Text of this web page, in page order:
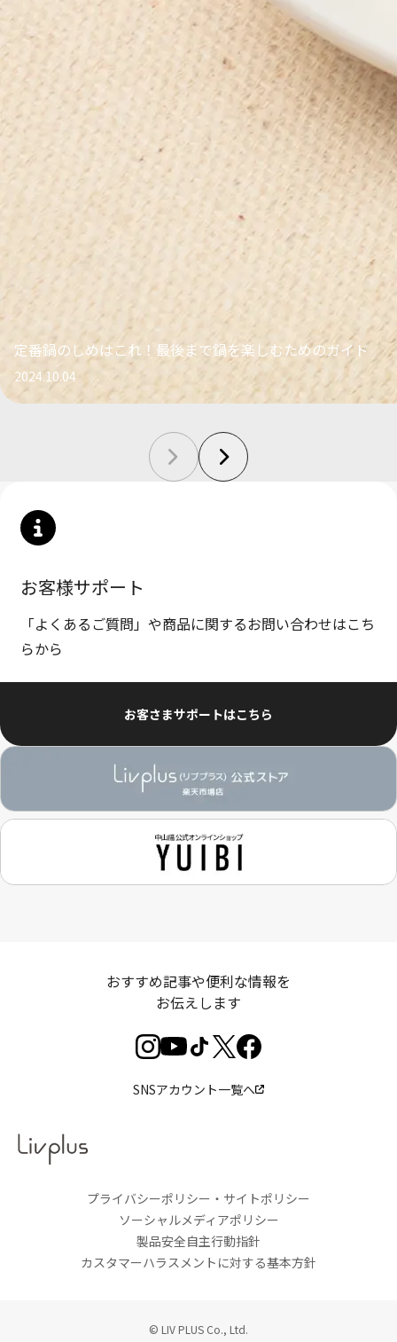
定番鍋のしめはこれ！最後まで鍋を楽しむためのガイド
2024.10.04
お客様サポート
「よくあるご質問」や商品に関するお問い合わせはこち
らから
お客さまサポートはこちら
おすすめ記事や便利な情報を
お伝えします
SNSアカウント一覧へ
プライバシーポリシー・サイトポリシー
ソーシャルメディアポリシー
製品安全自主行動指針
カスタマーハラスメントに対する基本方針
© LIV PLUS Co., Ltd.